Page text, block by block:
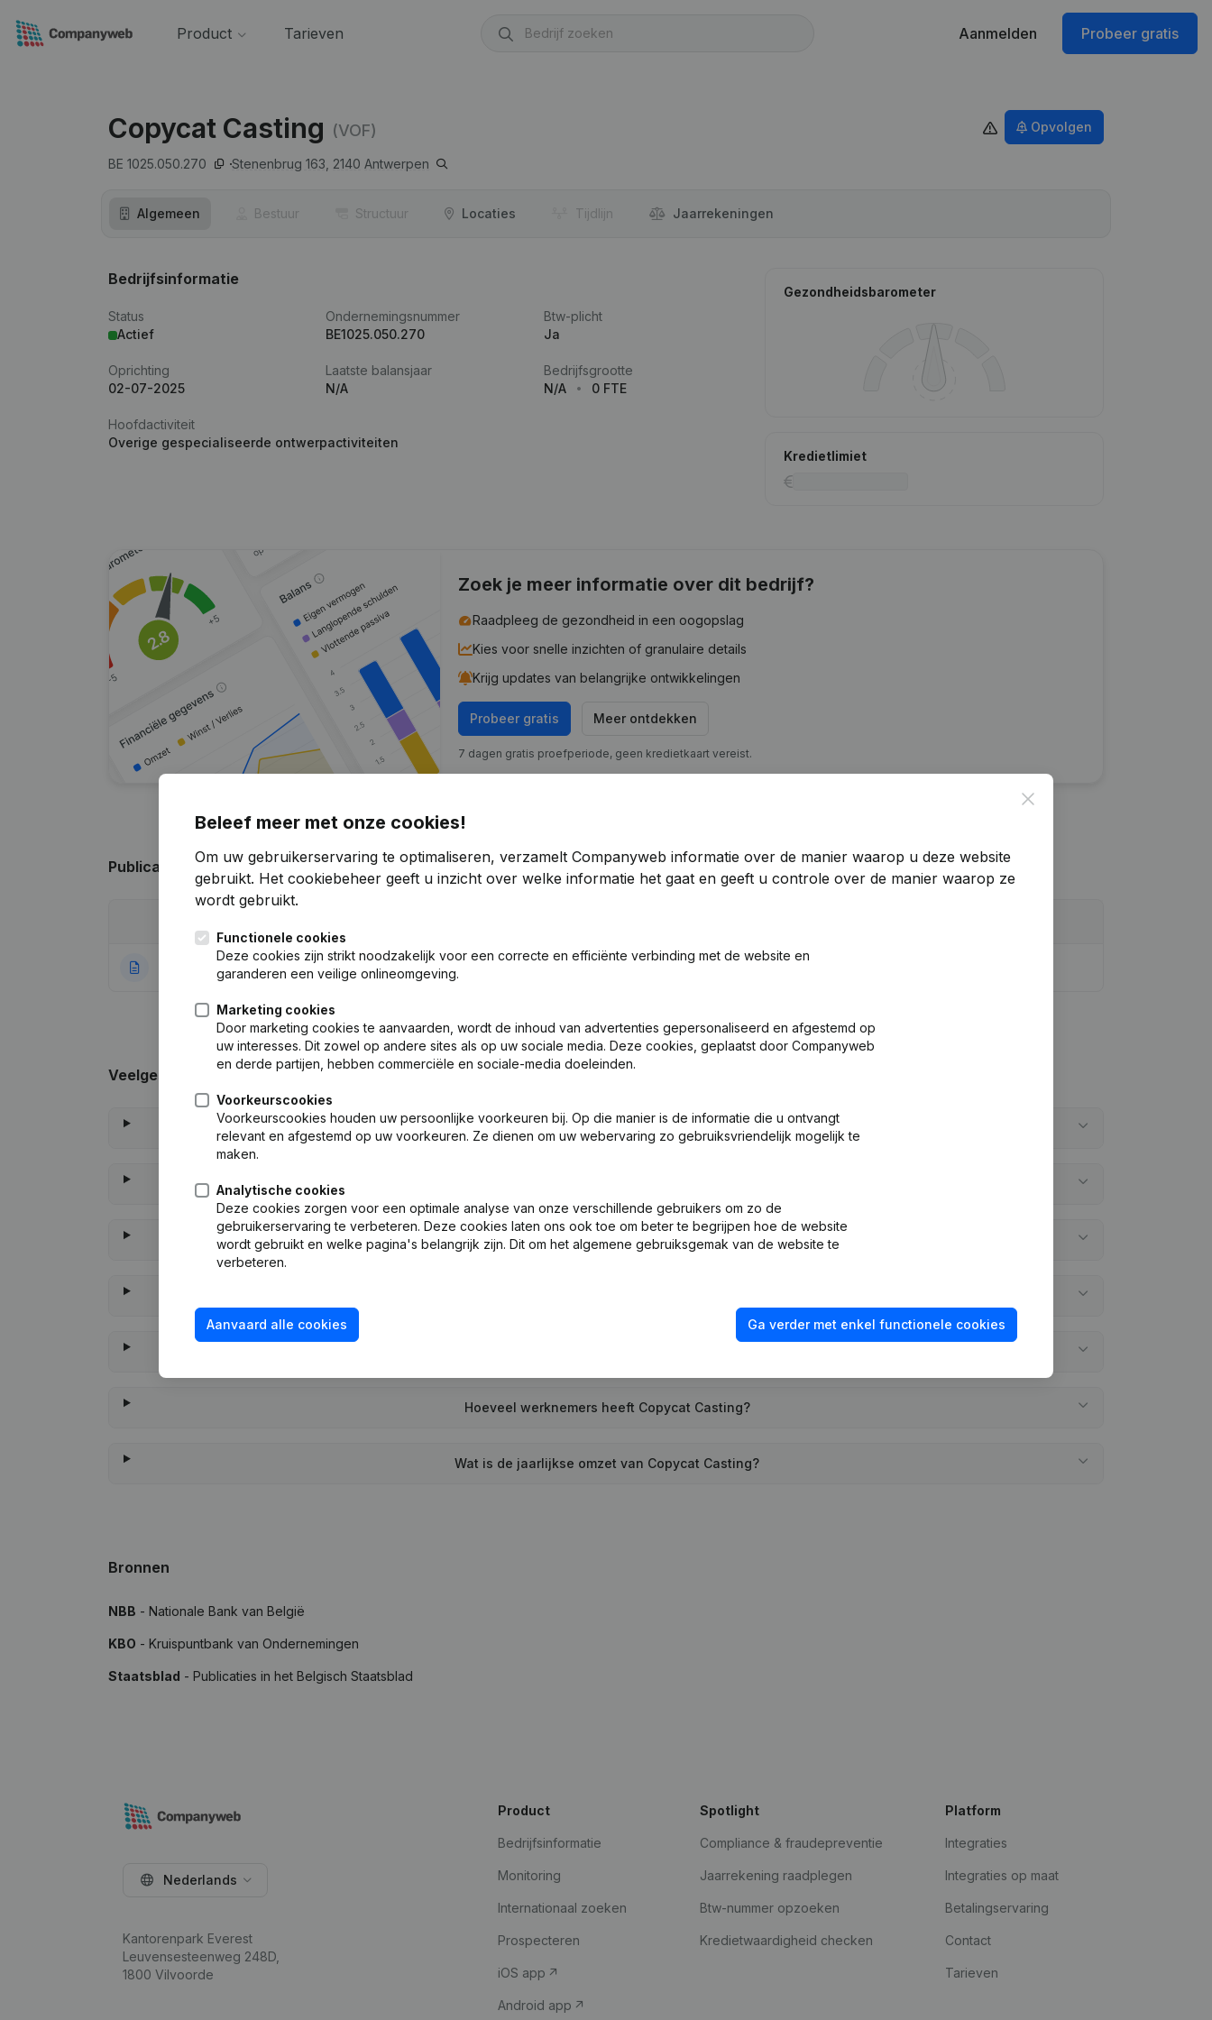
Product Tarieven Aanmelden Probeer gratis
Copycat Casting (VOF)
BE 1025.050.270 Stenenbrug 163, 2140 Antwerpen
Opvolgen
Algemeen Bestuur Structuur Locaties Tijdlijn Jaar­rekeningen
Bedrijfsinformatie
Status
Actief
Ondernemingsnummer
BE1025.050.270
Btw-plicht
Ja
Oprichting
02-07-2025
Laatste balansjaar
N/A
Bedrijfsgrootte
N/A
0 FTE
Hoofdactiviteit
Overige gespecialiseerde ontwerpactiviteiten
Gezondheidsbarometer
Kredietlimiet
Zoek je meer informatie over dit bedrijf?
Raadpleeg de gezondheid in een oogopslag
Kies voor snelle inzichten of granulaire details
Krijg updates van belangrijke ontwikkelingen
Probeer gratis Meer ontdekken
7 dagen gratis proefperiode, geen kredietkaart vereist.
Publicaties van Copycat Casting
Rubriek Oprichting (Nieuwe Rechtspersoon, Opening Bijkantoor, enz...)
Veelgestelde vragen
Wat is het btw-nummer van Copycat Casting?
Wanneer werd Copycat Casting opgericht?
Hoeveel werknemers heeft Copycat Casting?
Wat is de jaarlijkse omzet van Copycat Casting?
Bronnen
NBB - Nationale Bank van België
KBO - Kruispuntbank van Ondernemingen
Staatsblad - Publicaties in het Belgisch Staatsblad
Close
Beleef meer met onze cookies!
Om uw gebruikerservaring te optimaliseren, verzamelt Companyweb informatie over de manier waarop u deze website
gebruikt. Het cookiebeheer geeft u inzicht over welke informatie het gaat en geeft u controle over de manier waarop ze
wordt gebruikt.
Functionele cookies
Deze cookies zijn strikt noodzakelijk voor een correcte en efficiënte verbinding met de website en
garanderen een veilige onlineomgeving.
Marketing cookies
Door marketing cookies te aanvaarden, wordt de inhoud van advertenties gepersonaliseerd en afgestemd op
uw interesses. Dit zowel op andere sites als op uw sociale media. Deze cookies, geplaatst door Companyweb
en derde partijen, hebben commerciële en sociale-media doeleinden.
Voorkeurscookies
Voorkeurscookies houden uw persoonlijke voorkeuren bij. Op die manier is de informatie die u ontvangt
relevant en afgestemd op uw voorkeuren. Ze dienen om uw webervaring zo gebruiksvriendelijk mogelijk te
maken.
Analytische cookies
Deze cookies zorgen voor een optimale analyse van onze verschillende gebruikers om zo de
gebruikerservaring te verbeteren. Deze cookies laten ons ook toe om beter te begrijpen hoe de website
wordt gebruikt en welke pagina's belangrijk zijn. Dit om het algemene gebruiksgemak van de website te
verbeteren.
Aanvaard alle cookies Ga verder met enkel functionele cookies
Nederlands
Kantorenpark Everest
Leuvensesteenweg 248D,
1800 Vilvoorde
Product
Bedrijfsinformatie
Monitoring
Internationaal zoeken
Prospecteren
iOS app
Android app
Spotlight
Compliance & fraudepreventie
Jaarrekening raadplegen
Btw-nummer opzoeken
Kredietwaardigheid checken
Platform
Integraties
Integraties op maat
Betalingservaring
Contact
Tarieven